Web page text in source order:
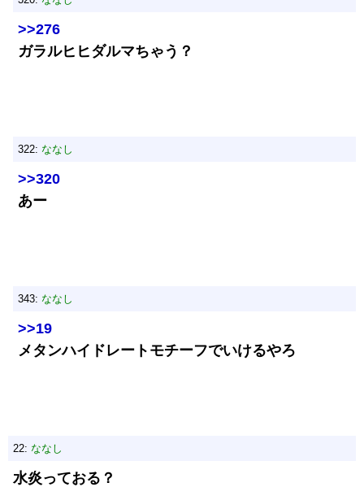
>>276
ガラルヒヒダルマちゃう？
322: ななし
>>320
あー
343: ななし
>>19
メタンハイドレートモチーフでいけるやろ
22: ななし
水炎っておる？